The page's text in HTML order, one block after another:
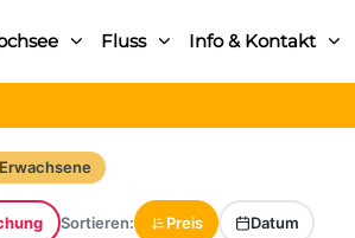
Fluss Info & Kontakt
Sortieren: Preis Datum